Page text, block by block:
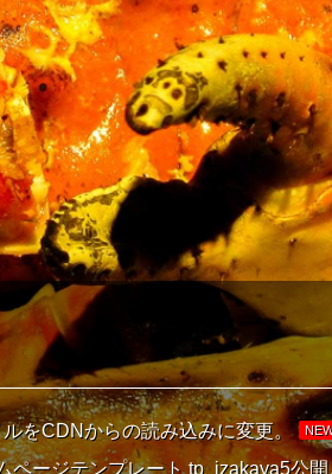
をCDNからの読み込みに変更。
ページテンプレート tp_izakaya5公開